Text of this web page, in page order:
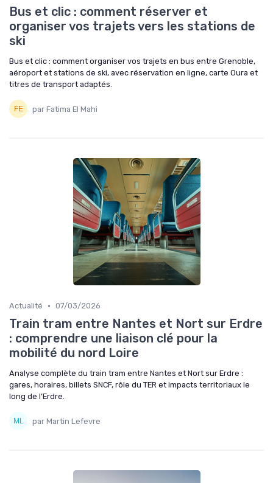
Bus et clic : comment réserver et
organiser vos trajets vers les stations de
ski
Bus et clic : comment organiser vos trajets en bus entre Grenoble,
aéroport et stations de ski, avec réservation en ligne, carte Oura et
titres de transport adaptés.
par Fatima El Mahi
Actualité • 07/03/2026
Train tram entre Nantes et Nort sur Erdre
: comprendre une liaison clé pour la
mobilité du nord Loire
Analyse complète du train tram entre Nantes et Nort sur Erdre :
gares, horaires, billets SNCF, rôle du TER et impacts territoriaux le
long de l’Erdre.
par Martin Lefevre